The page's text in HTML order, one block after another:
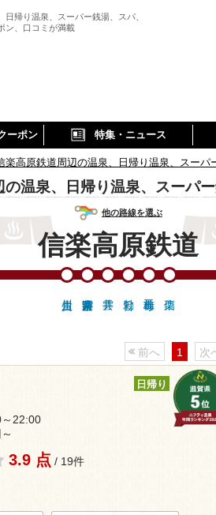
帰り温泉、スーパー銭湯、スパ、
ン、口コミが満載
ーポン 特集・ニュース
楽高原鉄道周辺の温泉、日帰り温泉、スーパ
の温泉、日帰り温泉、スーパ
他の路線を選ぶ
信楽高原鉄道
前へ 1 次
日帰り
22:00
3.9 点 / 19件